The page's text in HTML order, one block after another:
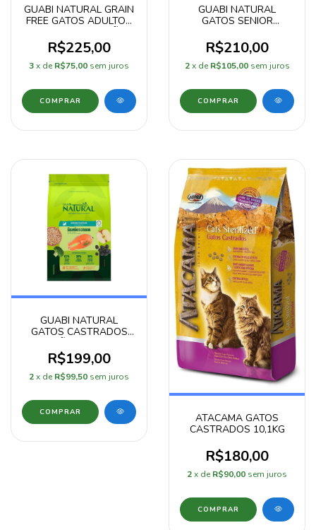
GUABI NATURAL GRAIN
FREE GATOS ADULTOS
LENTILHA 7,5KG
R$225,00
3x de R$75,00 sem juros
GUABI NATURAL
GATOS SENIOR
7,5KG
R$210,00
2 x de R$105,00 sem juros
GUABI NATURAL
GATOS CASTRADOS
7,5KG
R$199,00
2x de R$99,50 sem juros
ATACAMA GATOS
CASTRADOS 10,1KG
R$180,00
2x de R$90,00 sem juros